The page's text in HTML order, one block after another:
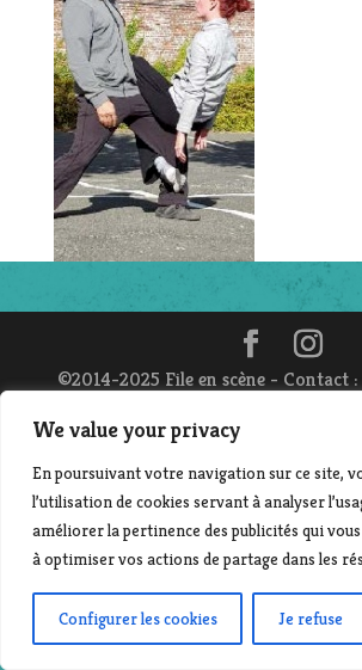
We value your privacy
En poursuivant votre navigation sur ce site,
l’utilisation de cookies servant à analyser
améliorer la pertinence des publicités qui
à optimiser vos actions de partage dans les
Configurer les cookies Je refuse
©2014-2025 File en scène - Contact :
www.pro-file-design.com